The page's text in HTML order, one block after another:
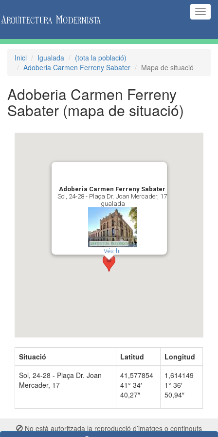
Inici Igualada
(tota la població)
Adoberia Carmen Ferreny Sabater
Mapa de situació
Adoberia Carmen Ferreny
Sabater (mapa de situació)
Adoberia Carmen Ferreny Sabater
Sol, 24-28 - Plaça Dr. Joan Mercader, 17
Igualada
Vés-hi
Situació Latitud
Longitud
Sol, 24-28 - Plaça Dr. Joan
Mercader, 17
41,577854
41° 34′
40,27″
1,614149
1° 36′
50,94″
No està autoritzada la reproducció d’imatges o continguts